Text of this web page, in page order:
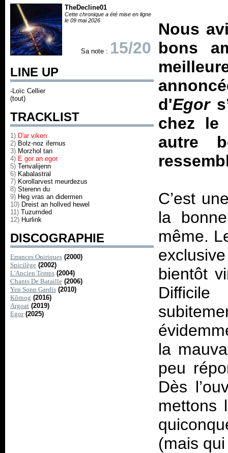
TheDecline01
Cette chronique a été mise en ligne
le 09 mai 2026
Sa note : 15/20
LINE UP
-Loïc Cellier
(tout)
TRACKLIST
1) D'ar viken
2) Bolz-noz ifernus
3) Morzhol tan
4) E gor an egor
5) Tenvalijenn
6) Kabalastral
7) Korollarvest meurdezus
8) Sterenn du
9) Heg vras an didermen
10) Dreist an hollved hewel
11) Tuzumded
12) Hurlink
DISCOGRAPHIE
Errances Oniriques (2000)
Spicilège (2002)
L'Ancien Temps (2004)
Chants De Bataille (2006)
Yen Sonn Gardis (2010)
Kôrnog (2016)
Argoat (2019)
Egor (2025)
Nous
bons
d'Egor
chez le
autre
C’est
la
même.
bientôt
Difficile
la
peu
Dès
mettons
(mais